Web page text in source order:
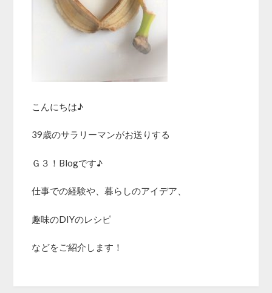
こんにちは♪
39歳のサラリーマンがお送りする
Ｇ３！Blogです♪
仕事での経験や、暮らしのアイデア、
趣味のDIYのレシピ
などをご紹介します！